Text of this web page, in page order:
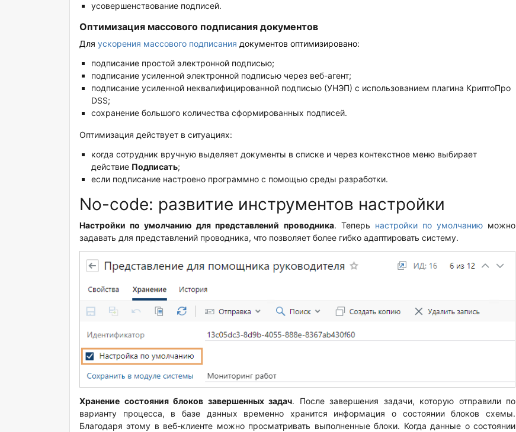
усовершенствование подписей.
Оптимизация массового подписания документов
Для ускорения массового подписания документов оптимизировано:
подписание простой электронной подписью;
подписание усиленной электронной подписью через веб-агент;
подписание усиленной неквалифицированной подписью (УНЭП) с использованием плагина КриптоПро
DSS;
сохранение большого количества сформированных подписей.
Оптимизация действует в ситуациях:
когда сотрудник вручную выделяет документы в списке и через контекстное меню выбирает
действие Подписать;
если подписание настроено программно с помощью среды разработки.
No-code: развитие инструментов настройки
Настройки по умолчанию для представлений проводника. Теперь настройки по умолчаниюможно
задавать для представлений проводника, что позволяет более гибко адаптировать систему.
Хранение состояния блоков завершенных задач. После завершения задачи, которую отправили по
варианту процесса, в базе данных временно хранится информация о состоянии блоков схемы.
Благодаря этому в веб-клиенте можно просматривать выполненные блоки. Когда данные о состоянии